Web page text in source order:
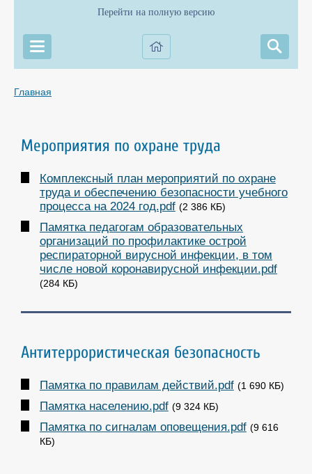
Перейти на полную версию
Главная
Мероприятия по охране труда
Комплексный план мероприятий по охране
труда и обеспечению безопасности учебного
процесса на 2024 год.pdf (2 386 КБ)
Памятка педагогам образовательных
организаций по профилактике острой
респираторной вирусной инфекции, в том
числе новой коронавирусной инфекции.pdf
(284 КБ)
Антитеррористическая безопасность
Памятка по правилам действий.pdf (1 690 КБ)
Памятка населению.pdf (9 324 КБ)
Памятка по сигналам оповещения.pdf (9 616
КБ)